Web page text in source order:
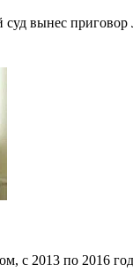
суд вынес
с 2013 по 2016